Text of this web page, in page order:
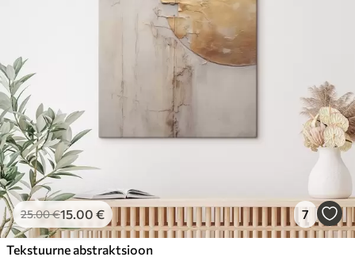
25.00€15.00 € 7
Tekstuurne abstraktsioon